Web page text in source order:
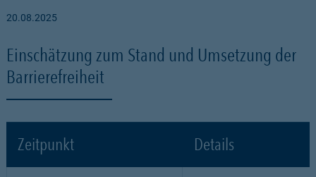
20.08.2025
Einschätzung zum Stand und Umsetzung der
Barrierefreiheit
Zeitpunkt Details